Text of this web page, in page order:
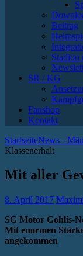
Beitrag
Stadion
SR / KG
Fanshop
Kontakt
StartseiteNews -
Klassenerhalt
Mit aller
8. April 2017
SG Motor Gohlis-
Mit enormen
angekommen